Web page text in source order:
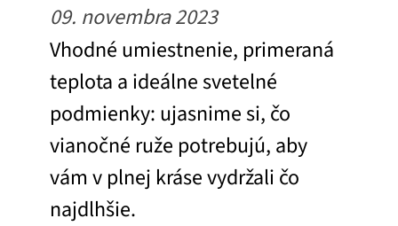
09. novembra 2023
Vhodné umiestnenie, primeraná
teplota a ideálne svetelné
podmienky: ujasnime si, čo
vianočné ruže potrebujú, aby
vám v plnej kráse vydržali čo
najdlhšie.